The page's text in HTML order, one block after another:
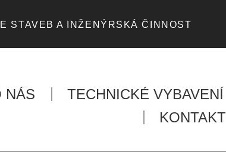
STAVEB A INŽENÝRSKÁ ČINNOST
NÁS TECHNICKÉ VYBAVENÍ
KONTAKT